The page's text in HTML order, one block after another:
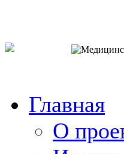
Главная
О